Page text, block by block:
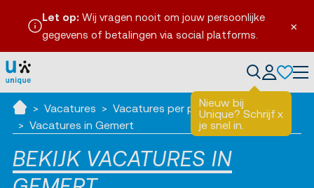
×
Let op: Wij vragen nooit om jouw persoonlijke
gegevens of betalingen via social platforms.
Nieuw bij
Unique? Schrijf
je snel in.
x
Ik zoek werk
Vacatures
Vacatures per plaats
Vacatures in Gemert
BEKIJK VACATURES IN